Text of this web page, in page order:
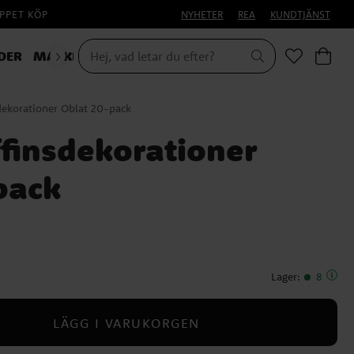
KÖP NYHETER REA KUNDTJÄNST
MASKERAD HALLOWEEN
Oblat 20-pack
Lager: 8
LÄGG I VARUKORGEN